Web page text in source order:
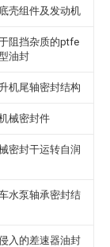
壳组件及发动机
阻挡杂质的ptfe
油封
机尾轴密封结构
械密封件
密封干运转自润
水泵轴承密封结
入的差速器油封